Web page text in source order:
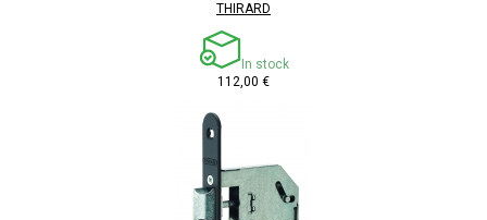
THIRARD
In stock
112,00 €